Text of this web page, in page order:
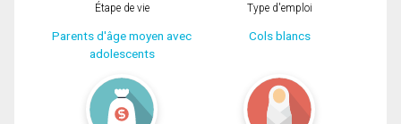
Étape de vie
Parents d'âge moyen avec
adolescents
Type d'emploi
Cols blancs